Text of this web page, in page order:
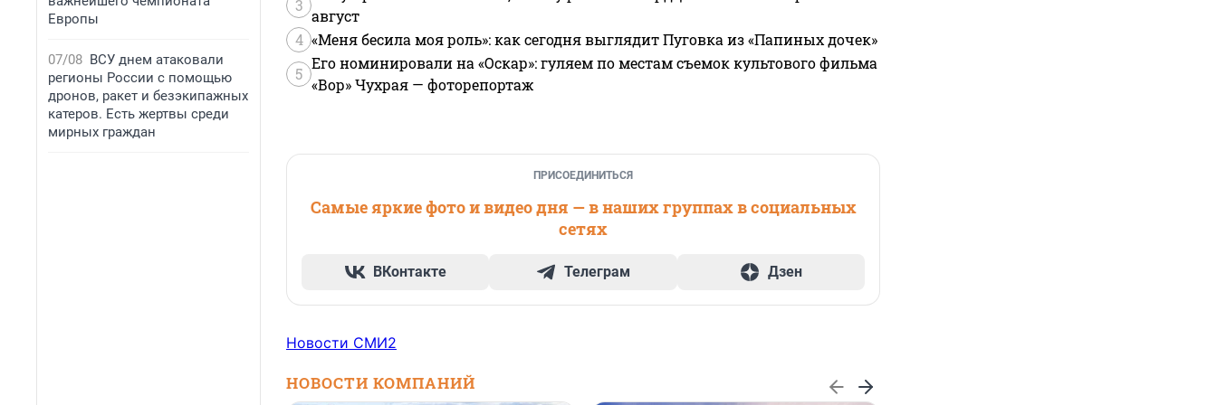
Европы
07/08 ВСУ днем атаковали
регионы России с помощью
дронов, ракет и безэкипажных
катеров. Есть жертвы среди
мирных граждан
3
август
4 «Меня бесила моя роль»: как сегодня выглядит Пуговка из «Папиных дочек»
5
Его номинировали на «Оскар»: гуляем по местам съемок культового фильма
«Вор» Чухрая — фоторепортаж
ПРИСОЕДИНИТЬСЯ
Самые яркие фото и видео дня — в наших группах в социальных
сетях
ВКонтакте Телеграм Дзен
Новости СМИ2
НОВОСТИ КОМПАНИЙ